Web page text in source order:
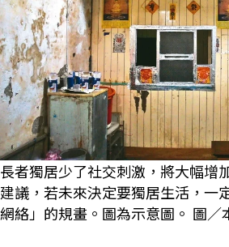
長者獨居少了社交刺激，將大幅增
建議，若未來決定要獨居生活，一
網絡」的規畫。圖為示意圖。 圖／